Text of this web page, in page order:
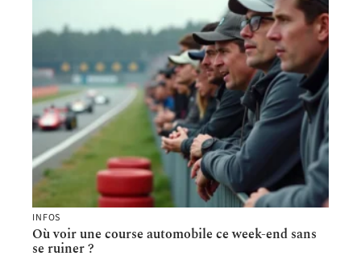
INFOS
Où voir une course automobile ce week-end sans
se ruiner ?